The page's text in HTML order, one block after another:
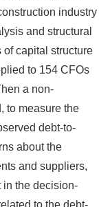
industry
and structural
capital structure
to 154 CFOs
a non-
to measure the
debt-to-
about the
and suppliers,
in the decision-
to the debt-